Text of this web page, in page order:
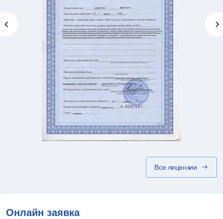
Все лицензии
Онлайн заявка